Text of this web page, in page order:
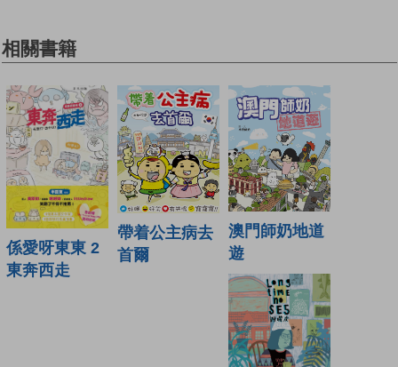
相關書籍
係愛呀東東 2
東奔西走
帶着公主病去
首爾
澳門師奶地道
遊